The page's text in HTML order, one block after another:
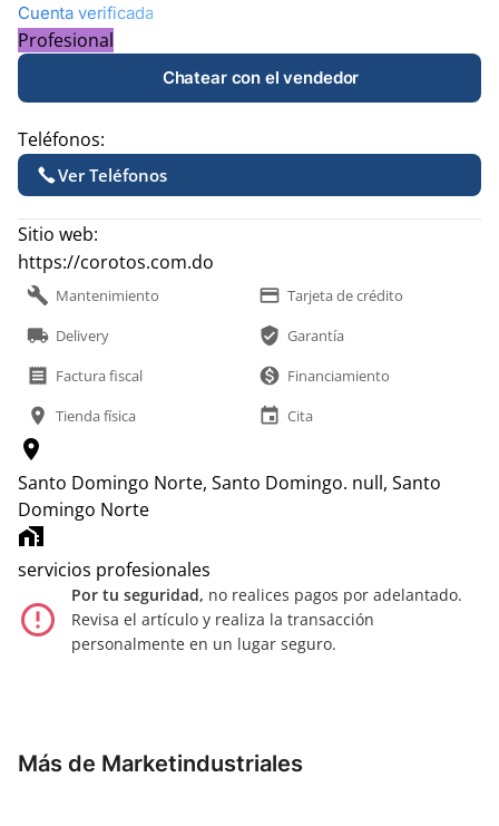
Cuenta verificada
Profesional
Chatear con el vendedor
Teléfonos:
Ver Teléfonos
Sitio web:
https://corotos.com.do
build Mantenimiento payment Tarjeta de crédito
local_shipping Delivery verified_user Garantía
receipt Factura fiscal monetization_on Financiamiento
location_on Tienda física event Cita
location_on
Santo Domingo Norte, Santo Domingo. null, Santo
Domingo Norte
home_work
servicios profesionales
error_outline
Por tu seguridad, no realices pagos por adelantado.
Revisa el artículo y realiza la transacción
personalmente en un lugar seguro.
Más de Marketindustriales